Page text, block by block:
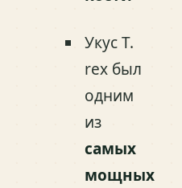
Укус T.
rex был
одним
из
самых
мощных